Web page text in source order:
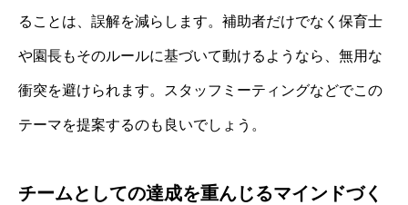
ることは、誤解を減らします。補助者だけでなく保育士
や園長もそのルールに基づいて動けるようなら、無用な
衝突を避けられます。スタッフミーティングなどでこの
テーマを提案するのも良いでしょう。
チームとしての達成を重んじるマインドづく